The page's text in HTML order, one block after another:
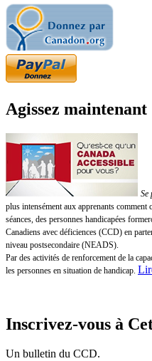
Agissez maintenant
Se
plus intensément aux apprenants
séances, des personnes handicapées
Canadiens avec déficiences (CCD) en
niveau postsecondaire (NEADS).
Par des activités de renforcement de la
les personnes en situation de handicap.
Inscrivez-vous à
Un bulletin du CCD.